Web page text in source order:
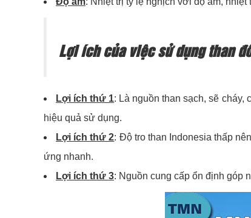
Lợi ích của việc sử dụng than
Lợi ích thứ 1: Là nguồn than sạch, sẽ
hiệu quả sử dụng.
Lợi ích thứ 2: Độ tro than Indonesia thấp
ứng nhanh.
Lợi ích thứ 3: Nguồn cung cấp ổn định góp